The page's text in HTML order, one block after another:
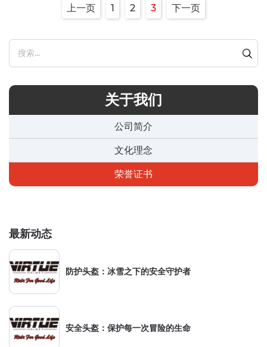
上一页 1 2 3 下一页
搜索...
关于我们
公司简介
文化理念
荣誉证书
最新动态
防护头盔：冰雪之下的安全守护者
安全头盔：保护每一次冒险的生命